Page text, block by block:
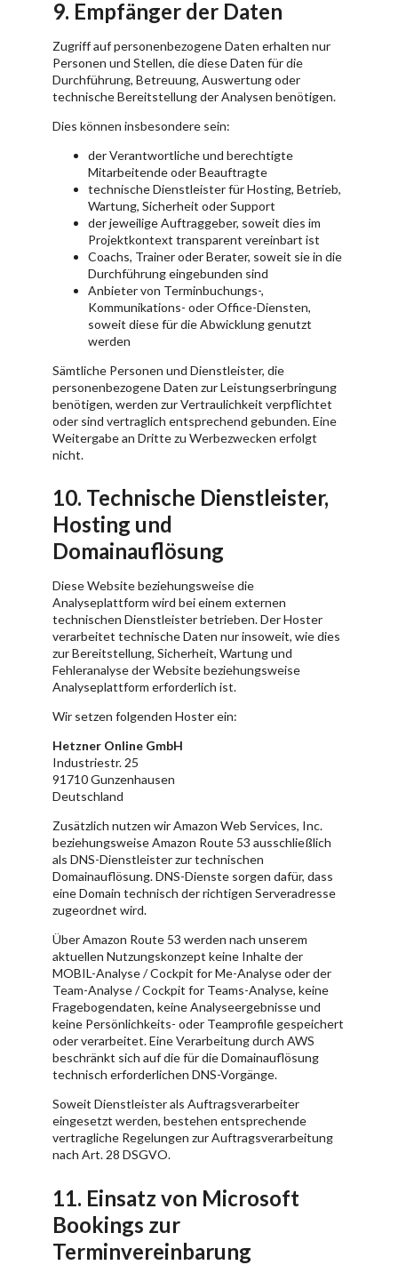
9. Empfänger der Daten
Zugriff auf personenbezogene Daten erhalten nur
Personen und Stellen, die diese Daten für die
Durchführung, Betreuung, Auswertung oder
technische Bereitstellung der Analysen benötigen.
Dies können insbesondere sein:
der Verantwortliche und berechtigte
Mitarbeitende oder Beauftragte
technische Dienstleister für Hosting, Betrieb,
Wartung, Sicherheit oder Support
der jeweilige Auftraggeber, soweit dies im
Projektkontext transparent vereinbart ist
Coachs, Trainer oder Berater, soweit sie in die
Durchführung eingebunden sind
Anbieter von Terminbuchungs-,
Kommunikations- oder Office-Diensten,
soweit diese für die Abwicklung genutzt
werden
Sämtliche Personen und Dienstleister, die
personenbezogene Daten zur Leistungserbringung
benötigen, werden zur Vertraulichkeit verpflichtet
oder sind vertraglich entsprechend gebunden. Eine
Weitergabe an Dritte zu Werbezwecken erfolgt
nicht.
10. Technische Dienstleister,
Hosting und
Domainauflösung
Diese Website beziehungsweise die
Analyseplattform wird bei einem externen
technischen Dienstleister betrieben. Der Hoster
verarbeitet technische Daten nur insoweit, wie dies
zur Bereitstellung, Sicherheit, Wartung und
Fehleranalyse der Website beziehungsweise
Analyseplattform erforderlich ist.
Wir setzen folgenden Hoster ein:
Hetzner Online GmbH
Industriestr. 25
91710 Gunzenhausen
Deutschland
Zusätzlich nutzen wir Amazon Web Services, Inc.
beziehungsweise Amazon Route 53 ausschließlich
als DNS-Dienstleister zur technischen
Domainauflösung. DNS-Dienste sorgen dafür, dass
eine Domain technisch der richtigen Serveradresse
zugeordnet wird.
Über Amazon Route 53 werden nach unserem
aktuellen Nutzungskonzept keine Inhalte der
MOBIL-Analyse / Cockpit for Me-Analyse oder der
Team-Analyse / Cockpit for Teams-Analyse, keine
Fragebogendaten, keine Analyseergebnisse und
keine Persönlichkeits- oder Teamprofile gespeichert
oder verarbeitet. Eine Verarbeitung durch AWS
beschränkt sich auf die für die Domainauflösung
technisch erforderlichen DNS-Vorgänge.
Soweit Dienstleister als Auftragsverarbeiter
eingesetzt werden, bestehen entsprechende
vertragliche Regelungen zur Auftragsverarbeitung
nach Art. 28 DSGVO.
11. Einsatz von Microsoft
Bookings zur
Terminvereinbarung